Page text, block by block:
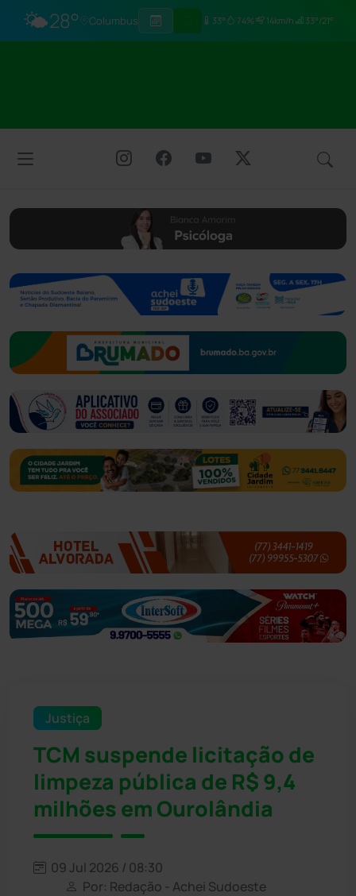
🌤️28° Columbus 33° 74% 14km/h 33°/21°
Justiça
TCM suspende licitação de
limpeza pública de R$ 9,4
milhões em Ourolândia
09 Jul 2026 / 08:30
Por: Redação - Achei Sudoeste